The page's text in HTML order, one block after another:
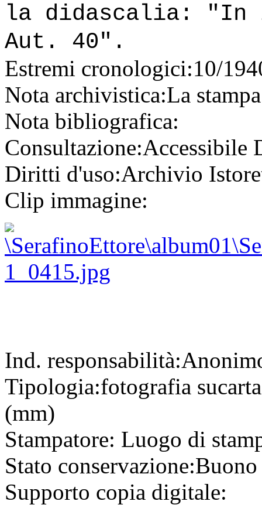
la didascalia: "In
Aut. 40".
Estremi cronologici:10/
Nota archivistica:La
Nota bibliografica:
Consultazione:Accessibile
Diritti d'uso:Archivio
Clip immagine:
Ind. responsabilità:
Tipologia:fotografia su
(mm)
Stampatore: Luogo di
Stato conservazione:Buono
Supporto copia digitale: